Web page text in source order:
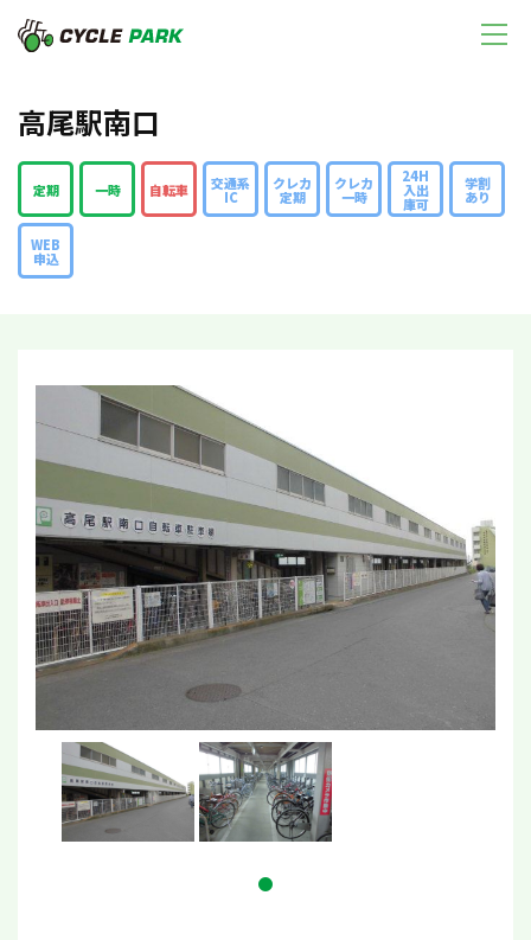
高尾駅南口
定期 一時 自転車 交通系
IC
クレカ
定期
クレカ
一時
24H
入出
庫可
学割
あり
WEB
申込